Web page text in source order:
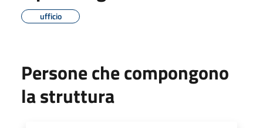
ufficio
Persone che compongono
la struttura